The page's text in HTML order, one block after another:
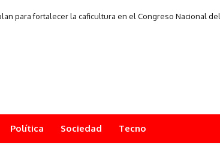
para fortalecer la caficultura en el Congreso Nacional del
Política Sociedad Tecno